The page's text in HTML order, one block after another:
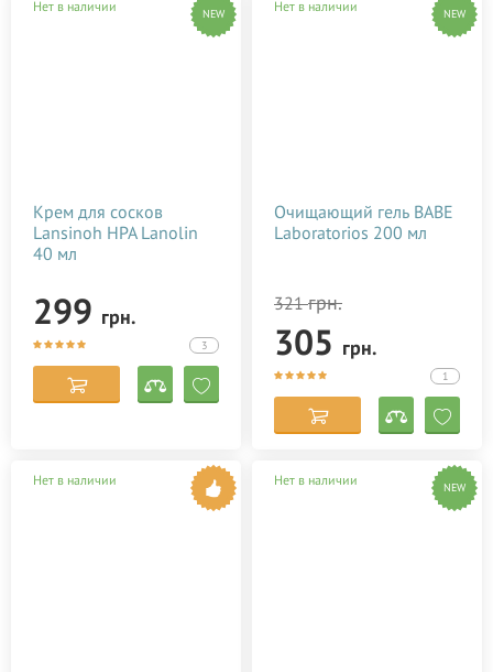
Нет в наличии NEW
Крем для сосков
Lansinoh HPA Lanolin
40 мл
299 грн.
3
Нет в наличии NEW
Очищающий гель BABE
Laboratorios 200 мл
321грн.
305 грн.
1
Нет в наличии Нет в наличии NEW